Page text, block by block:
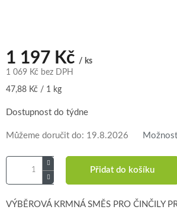
1 197 Kč / ks
1 069 Kč bez DPH
Měrná
47,88 Kč / 1 kg
Dostupnost do týdne
Můžeme doručit do: 19.8.2026
Přidat do košíku
VÝBĚROVÁ KRMNÁ SMĚS PRO ČINČILY